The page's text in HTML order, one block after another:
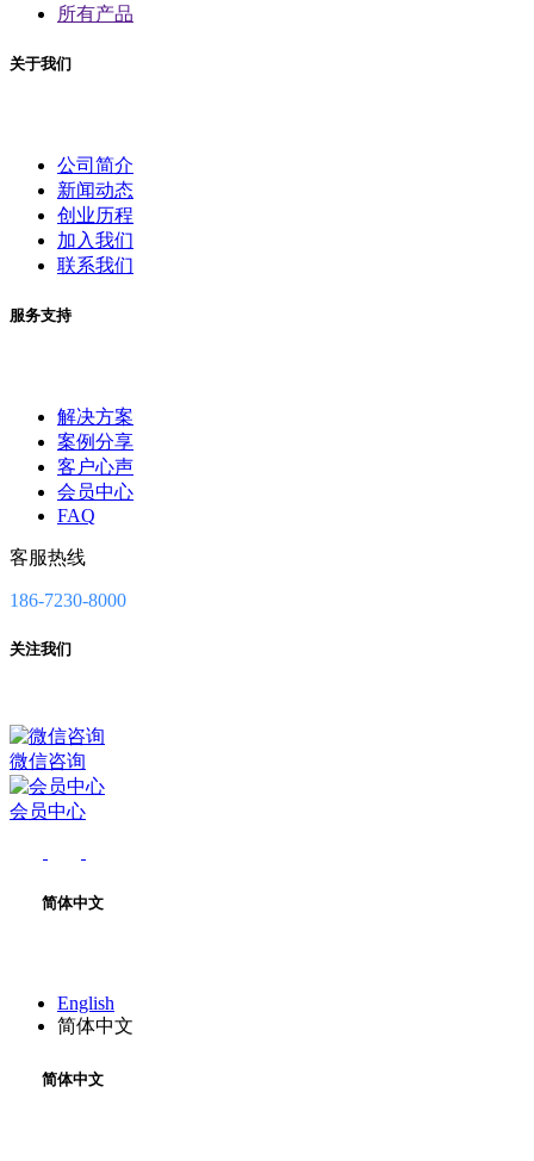
所有产品
关于我们
公司简介
新闻动态
创业历程
加入我们
联系我们
服务支持
解决方案
案例分享
客户心声
会员中心
FAQ
客服热线
186-7230-8000
关注我们
微信咨询
会员中心
简体中文
English
简体中文
简体中文